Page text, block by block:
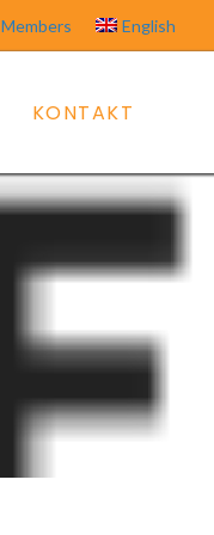
Members English
KONTAKT